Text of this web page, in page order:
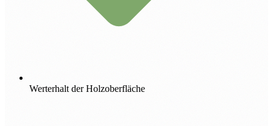
Werterhalt der Holzoberfläche